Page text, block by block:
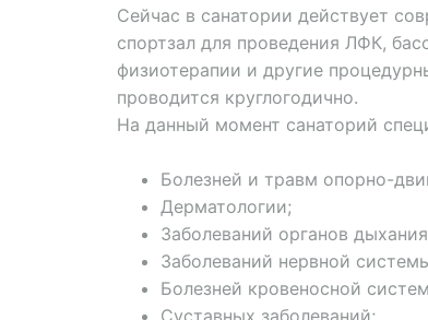
Сейчас в санатории действует
спортзал для проведения ЛФК,
физиотерапии и другие
проводится круглогодично.
На данный момент санаторий
Болезней и травм опорно-
Дерматологии;
Заболеваний органов
Заболеваний нервной
Болезней кровеносной
Суставных заболеваний;